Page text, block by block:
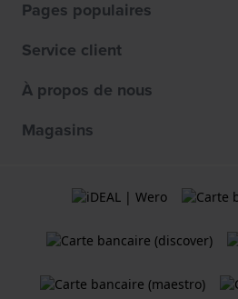
Pages populaires
Service client
À propos de nous
Magasins